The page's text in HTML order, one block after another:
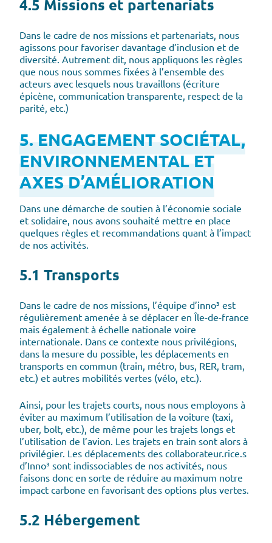
4.5 Missions et partenariats
Dans le cadre de nos missions et partenariats, nous
agissons pour favoriser davantage d’inclusion et de
diversité. Autrement dit, nous appliquons les règles
que nous nous sommes fixées à l’ensemble des
acteurs avec lesquels nous travaillons (écriture
épicène, communication transparente, respect de la
parité, etc.)
5. ENGAGEMENT SOCIÉTAL,
ENVIRONNEMENTAL ET
AXES D’AMÉLIORATION
Dans une démarche de soutien à l’économie sociale
et solidaire, nous avons souhaité mettre en place
quelques règles et recommandations quant à l’impact
de nos activités.
5.1 Transports
Dans le cadre de nos missions, l’équipe d’inno³ est
régulièrement amenée à se déplacer en Île-de-france
mais également à échelle nationale voire
internationale. Dans ce contexte nous privilégions,
dans la mesure du possible, les déplacements en
transports en commun (train, métro, bus, RER, tram,
etc.) et autres mobilités vertes (vélo, etc.).
Ainsi, pour les trajets courts, nous nous employons à
éviter au maximum l’utilisation de la voiture (taxi,
uber, bolt, etc.), de même pour les trajets longs et
l’utilisation de l’avion. Les trajets en train sont alors à
privilégier. Les déplacements des collaborateur.rice.s
d’Inno³ sont indissociables de nos activités, nous
faisons donc en sorte de réduire au maximum notre
impact carbone en favorisant des options plus vertes.
5.2 Hébergement